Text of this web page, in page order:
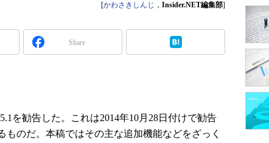
Master of IP Network
Security & Trust
Test & Tools
[かわさきしんじ ， Insider.NET編集部]
Share
を勧告した。これは2014年10月28日付けで勧告
のだ。本稿ではその主な追加機能などをざっく